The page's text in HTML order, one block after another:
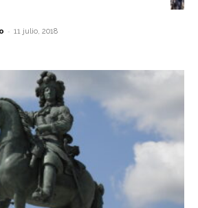
- 11 julio, 2018